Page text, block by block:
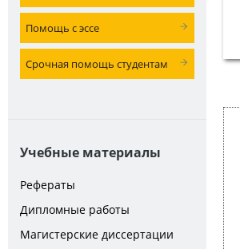
Помощь с эссе
Срочная помощь студентам
Учебные материалы
Рефераты
Дипломные работы
Магистерские диссертации